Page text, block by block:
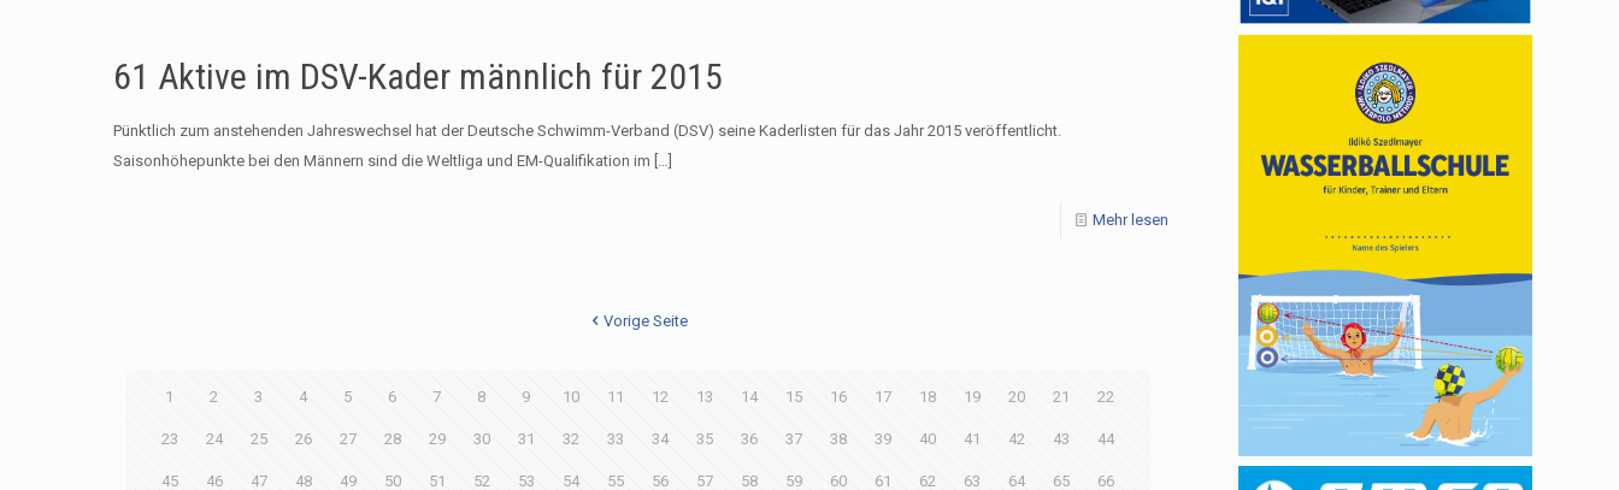
61 Aktive im DSV-Kader männlich für 2015
Pünktlich zum anstehenden Jahreswechsel hat der Deutsche Schwimm-Verband (DSV) seine Kaderlisten für das Jahr 2015 veröffentlicht.
Saisonhöhepunkte bei den Männern sind die Weltliga und EM-Qualifikation im […]
Mehr lesen
Vorige Seite
1 2 3 4 5 6 7 8 9 10 11 12 13 14 15 16 17 18 19 20 21 22
23 24 25 26 27 28 29 30 31 32 33 34 35 36 37 38 39 40 41 42 43 44
45 46 47 48 49 50 51 52 53 54 55 56 57 58 59 60 61 62 63 64 65 66